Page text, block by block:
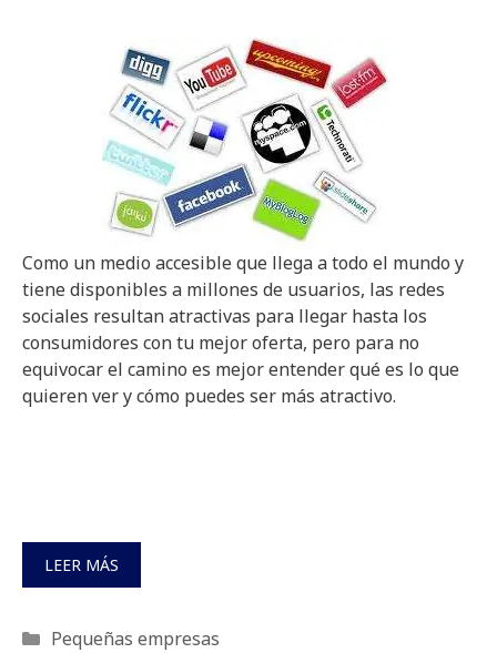
Como un medio accesible que llega a todo el mundo y
tiene disponibles a millones de usuarios, las redes
sociales resultan atractivas para llegar hasta los
consumidores con tu mejor oferta, pero para no
equivocar el camino es mejor entender qué es lo que
quieren ver y cómo puedes ser más atractivo.
LEER MÁS
Categorías
Pequeñas empresas